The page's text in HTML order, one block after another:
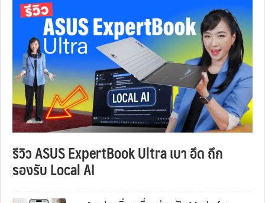
รีวิว ASUS ExpertBook Ultra เบา อึด ถึก
รองรับ Local AI